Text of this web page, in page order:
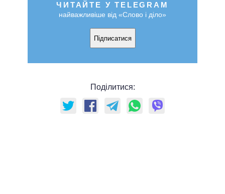
ЧИТАЙТЕ У TELEGRAM
найважливіше від «Слово і діло»
Підписатися
Поділитися: